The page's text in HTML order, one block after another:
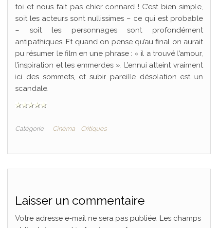
toi et nous fait pas chier connard ! C’est bien simple,
soit les acteurs sont nullissimes – ce qui est probable
– soit les personnages sont profondément
antipathiques. Et quand on pense qu’au final on aurait
pu résumer le film en une phrase : « il a trouvé l’amour,
l’inspiration et les emmerdes ». L’ennui atteint vraiment
ici des sommets, et subir pareille désolation est un
scandale.
Catégorie Cinéma Critiques
Laisser un commentaire
Votre adresse e-mail ne sera pas publiée. Les champs